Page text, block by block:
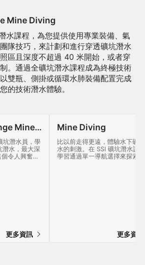
Mine Diving
水課程，為您提供使用專業裝備、氣
隊技巧，來計劃和進行穿透礦坑潛水
區且深度不超過 40 米開始，或者穿
。通過全礦坑潛水課程成為終極技術
雙瓶、側掛或循環水肺裝備配置完成
的技術潛水體驗。
Extended Range Mine Diving
坑潛水員，學
潛水，最大深
令人興奮的
更多資訊
Mine Diving
比以前走得更遠，體驗水下礦
水的刺激。在 SSI 礦坑潛水課
學習通過單一導航選擇來探索礦
更多資